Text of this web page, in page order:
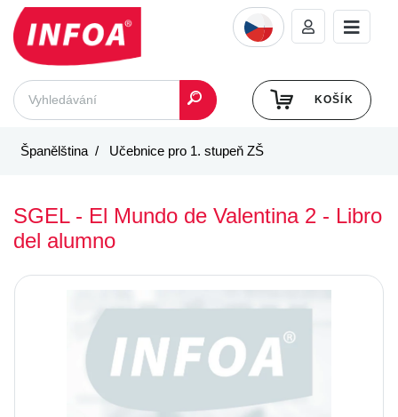
KOŠÍK
Španělština Učebnice pro 1. stupeň ZŠ
SGEL - El Mundo de Valentina 2 - Libro
del alumno